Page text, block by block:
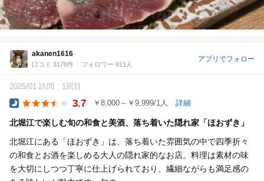
akanen1616
口コミ 3178件 フォロワー 911人
アプリでフォロー
2025/01 訪問 1回目
3.7 ￥8,000～￥9,999/1人 詳細
北堀江で楽しむ旬の和食と美酒、落ち着いた隠れ家「ほおずき」
北堀江にある「ほおずき」は、落ち着いた雰囲気の中で四季折々
の和食とお酒を楽しめる大人の隠れ家的なお店。料理は素材の味
を大切にしつつ丁寧に仕上げられており、繊細ながらも満足感の